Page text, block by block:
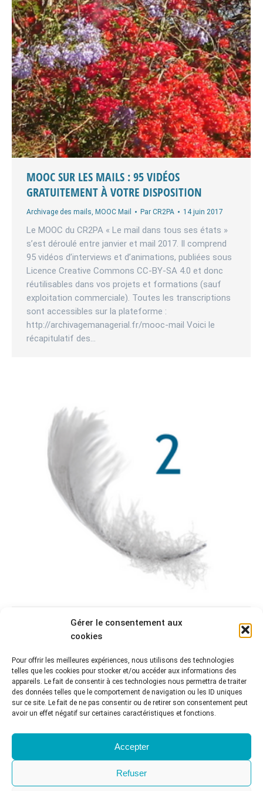
Gérer le consentement aux
cookies
Pour offrir les meilleures expériences, nous utilisons des technologies
telles que les cookies pour stocker et/ou accéder aux informations des
appareils. Le fait de consentir à ces technologies nous permettra de traiter
des données telles que le comportement de navigation ou les ID uniques
sur ce site. Le fait de ne pas consentir ou de retirer son consentement peut
avoir un effet négatif sur certaines caractéristiques et fonctions.
Accepter
Refuser
MOOC SUR LES MAILS : 95 VIDÉOS
GRATUITEMENT À VOTRE DISPOSITION
Archivage des mails, MOOC Mail Par CR2PA 14 juin 2017
Le MOOC du CR2PA « Le mail dans tous ses états »
s’est déroulé entre janvier et mail 2017. Il comprend
95 vidéos d’interviews et d’animations, publiées sous
Licence Creative Commons CC-BY-SA 4.0 et donc
réutilisables dans vos projets et formations (sauf
exploitation commerciale). Toutes les transcriptions
sont accessibles sur la plateforme :
http://archivagemanagerial.fr/mooc-mail Voici le
récapitulatif des…
LES ÉCRITS S’ENVOLENT (2/5)- ÉLÉMENTS
CONSTITUTIFS DES ARCHIVES ET
MÉTADONNÉES
Lectures ParFrançois DELION 7 juillet 2015
Éléments constituant du document d’archives Pour
concevoir une standardisation des pratiques, le
premier pas est de comprendre de quoi est
construite une archive. L’ouvrage Les écrits
s’envolent de Charles KECSKEMÉTI et Lajos
KÖRMENDY donne des pistes. L’archive est
constituée de plusieurs éléments qui lui sont
intrinsèques. Ces éléments sont le support, la forme,